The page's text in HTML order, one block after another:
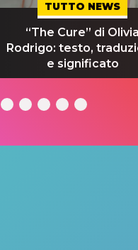
TUTTO NEWS
“The Cure” di Olivia
Rodrigo: testo,
e significato